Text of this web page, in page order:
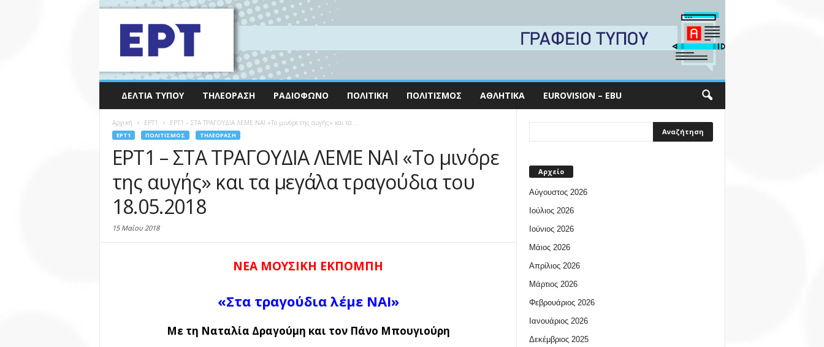
ΔΕΛΤΊΑ ΤΎΠΟΥ ΤΗΛΕΌΡΑΣΗ ΡΑΔΙΌΦΩΝΟ ΠΟΛΙΤΙΚΉ ΠΟΛΙΤΙΣΜΌΣ ΑΘΛΗΤΙΚΆ EUROVISION – EBU
Αρχική EΡΤ1 ΕΡΤ1 – ΣΤΑ ΤΡΑΓΟΥΔΙΑ ΛΕΜΕ ΝΑΙ «Το μινόρε της αυγής» και τα...
EΡΤ1 ΠΟΛΙΤΙΣΜΌΣ ΤΗΛΕΌΡΑΣΗ
ΕΡΤ1 – ΣΤΑ ΤΡΑΓΟΥΔΙΑ ΛΕΜΕ ΝΑΙ «Το μινόρε
της αυγής» και τα μεγάλα τραγούδια του
18.05.2018
15 Μαΐου 2018
ΝΕΑ ΜΟΥΣΙΚΗ ΕΚΠΟΜΠΗ
«Στα τραγούδια λέμε ΝΑΙ»
Με τη Ναταλία Δραγούμη και τον Πάνο Μπουγιούρη
Αρχείο
Αύγουστος 2026
Ιούλιος 2026
Ιούνιος 2026
Μάιος 2026
Απρίλιος 2026
Μάρτιος 2026
Φεβρουάριος 2026
Ιανουάριος 2026
Δεκέμβριος 2025